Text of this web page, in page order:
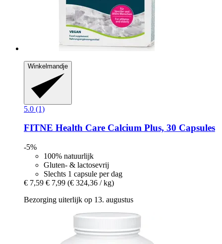
Winkelmandje
5.0 (1)
FITNE Health Care Calcium Plus, 30 Capsules
-5%
100% natuurlijk
Gluten- & lactosevrij
Slechts 1 capsule per dag
€ 7,59 € 7,99 (€ 324,36 / kg)
Bezorging uiterlijk op 13. augustus